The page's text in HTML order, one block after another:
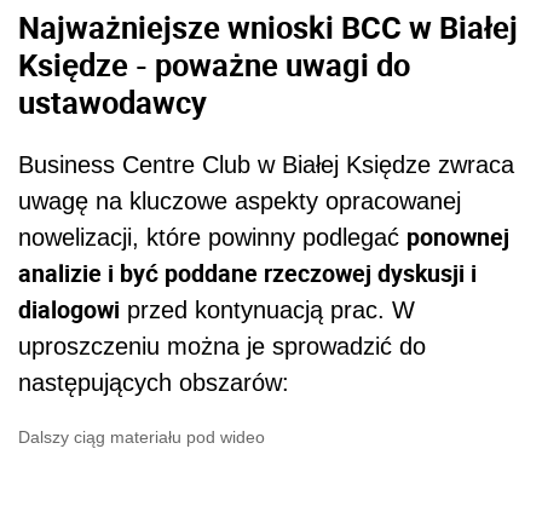
Najważniejsze wnioski BCC w Białej
Księdze - poważne uwagi do
ustawodawcy
Business Centre Club w Białej Księdze zwraca
uwagę na kluczowe aspekty opracowanej
nowelizacji, które powinny podlegać ponownej
analizie i być poddane rzeczowej dyskusji i
dialogowi przed kontynuacją prac. W
uproszczeniu można je sprowadzić do
następujących obszarów:
Dalszy ciąg materiału pod wideo